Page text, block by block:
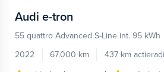
Audi e-tron
55 quattro Advanced S-Line int. 95 kWh
2022
67.000 km 437 km